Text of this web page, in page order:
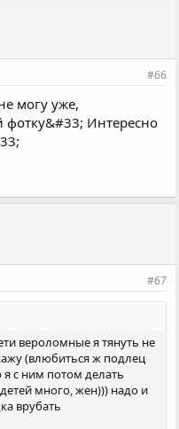
#66
могу уже,
фотку&#33; Интересно
#67
вероломные я тянуть не
(влюбиться ж подлец
я с ним потом делать
много, жен))) надо и
врубать